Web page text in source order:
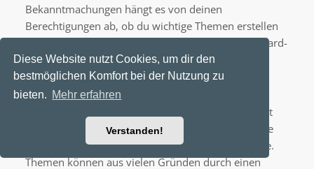
Diese Website nutzt Cookies, um dir den
bestmöglichen Komfort bei der Nutzung zu
bieten. Mehr erfahren
Verstanden!
Bekanntmachungen hängt es von deinen
Berechtigungen ab, ob du wichtige Themen erstellen
kannst oder nicht; die Berechtigungen stellt die Board-
Administration ein.
Was sind geschlossene Themen?
Geschlossene Themen sind Themen, in denen nicht
mehr geantwortet werden kann und bei denen eine
laufende Umfrage, falls vorhanden, beendet wurde.
Themen können aus vielen Gründen durch einen